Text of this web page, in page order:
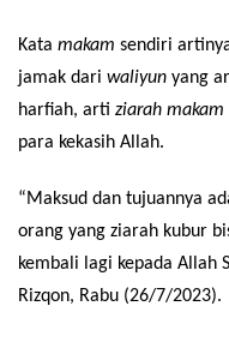
Kata makam sendiri
jamak dari waliyun yang
harfiah, arti ziarah makam
para kekasih Allah.
“Maksud dan tujuannya
orang yang ziarah kubur
kembali lagi kepada Allah
Rizqon, Rabu (26/7/2023).